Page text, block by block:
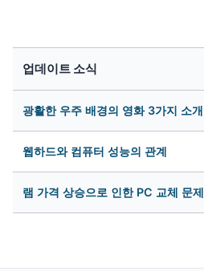
업데이트 소식
광활한 우주 배경의 영화 3가지 소개
웹하드와 컴퓨터 성능의 관계
램 가격 상승으로 인한 PC 교체 문제